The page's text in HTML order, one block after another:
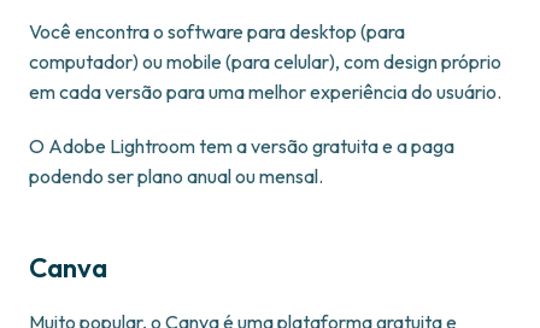
Você encontra o software para desktop (para
computador) ou mobile (para celular), com design próprio
em cada versão para uma melhor experiência do usuário.
O Adobe Lightroom tem a versão gratuita e a paga
podendo ser plano anual ou mensal.
Canva
Muito popular, o Canva é uma plataforma gratuita e